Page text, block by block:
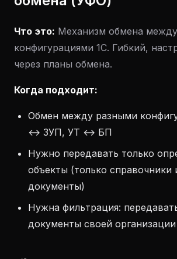
Что это: Механизм обмена
конфигурациями 1С. Гибкий,
через планы обмена.
Когда подходит:
Обмен между разными
↔ ЗУП, УТ ↔ БП
Нужно передавать только
объекты (только справочники
документы)
Нужна фильтрация:
документы своей